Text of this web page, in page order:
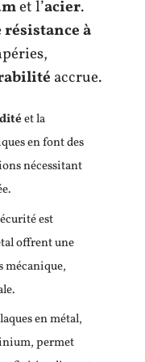
et l’acier.
résistance à
accrue.
et la
en font des
nécessitant
est
offrent une
mécanique,
en métal,
permet